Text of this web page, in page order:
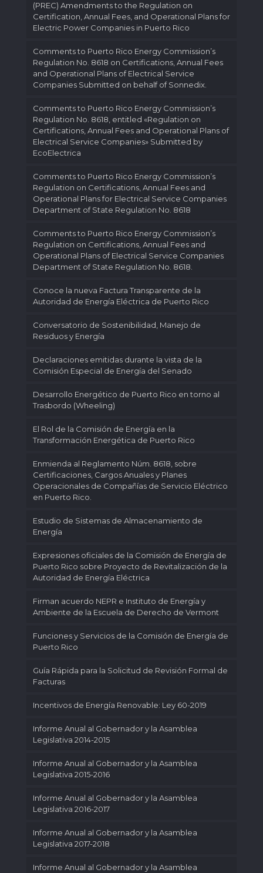
(PREC) Amendments to the Regulation on
Certification, Annual Fees, and Operational Plans for
Electric Power Companies in Puerto Rico
Comments to Puerto Rico Energy Commission’s
Regulation No. 8618 on Certifications, Annual Fees
and Operational Plans of Electrical Service
Companies Submitted on behalf of Sonnedix.
Comments to Puerto Rico Energy Commission’s
Regulation No. 8618, entitled «Regulation on
Certifications, Annual Fees and Operational Plans of
Electrical Service Companies» Submitted by
EcoElectrica
Comments to Puerto Rico Energy Commission’s
Regulation on Certifications, Annual Fees and
Operational Plans for Electrical Service Companies
Department of State Regulation No. 8618
Comments to Puerto Rico Energy Commission’s
Regulation on Certifications, Annual Fees and
Operational Plans of Electrical Service Companies
Department of State Regulation No. 8618.
Conoce la nueva Factura Transparente de la
Autoridad de Energía Eléctrica de Puerto Rico
Conversatorio de Sostenibilidad, Manejo de
Residuos y Energía
Declaraciones emitidas durante la vista de la
Comisión Especial de Energía del Senado
Desarrollo Energético de Puerto Rico en torno al
Trasbordo (Wheeling)
El Rol de la Comisión de Energía en la
Transformación Energética de Puerto Rico
Enmienda al Reglamento Núm. 8618, sobre
Certificaciones, Cargos Anuales y Planes
Operacionales de Compañías de Servicio Eléctrico
en Puerto Rico.
Estudio de Sistemas de Almacenamiento de
Energía
Expresiones oficiales de la Comisión de Energía de
Puerto Rico sobre Proyecto de Revitalización de la
Autoridad de Energía Eléctrica
Firman acuerdo NEPR e Instituto de Energía y
Ambiente de la Escuela de Derecho de Vermont
Funciones y Servicios de la Comisión de Energía de
Puerto Rico
Guía Rápida para la Solicitud de Revisión Formal de
Facturas
Incentivos de Energía Renovable: Ley 60-2019
Informe Anual al Gobernador y la Asamblea
Legislativa 2014-2015
Informe Anual al Gobernador y la Asamblea
Legislativa 2015-2016
Informe Anual al Gobernador y la Asamblea
Legislativa 2016-2017
Informe Anual al Gobernador y la Asamblea
Legislativa 2017-2018
Informe Anual al Gobernador y la Asamblea